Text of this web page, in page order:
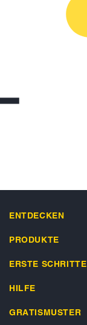
ENTDECKEN
PRODUKTE
ERSTE SCHRITTE
HILFE
GRATISMUSTER